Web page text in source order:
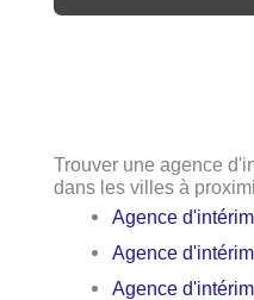
Trouver une agence
dans les villes à
Agence d'intérim
Agence d'intérim
Agence